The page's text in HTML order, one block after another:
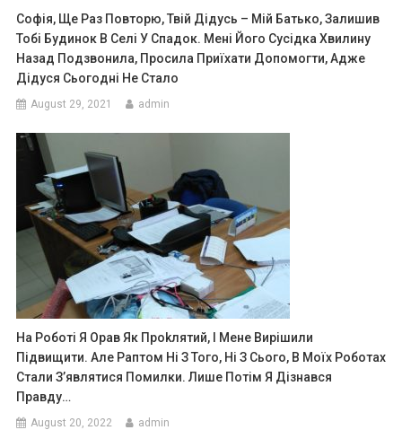
Софія, Ще Раз Повторю, Твій Дідусь – Мій Батько, Залишив
Тобі Будинок В Селі У Спадок. Мені Його Сусідка Хвилину
Назад Подзвонила, Просила Приїхати Допомогти, Адже
Дідуся Сьогодні Не Cтало
August 29, 2021 admin
На Роботі Я Орав Як Проkлятий, І Мене Вирішили
Підвищити. Але Раптом Ні З Того, Ні З Сього, В Моїх Роботах
Стали З’являтися Помилки. Лише Потім Я Дізнався
Правду…
August 20, 2022 admin